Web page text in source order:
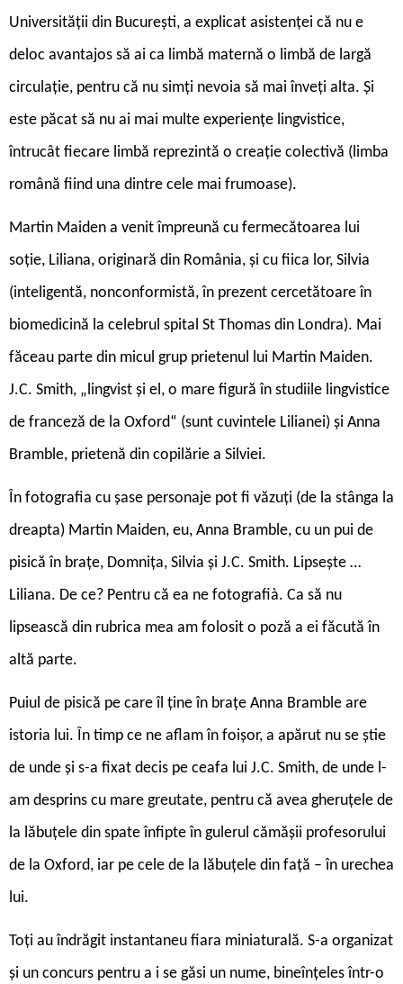
Universității din București, a explicat asistenței că nu e
deloc avantajos să ai ca limbă maternă o limbă de largă
circulație, pentru că nu simți nevoia să mai înveți alta. Și
este păcat să nu ai mai multe experiențe lingvistice,
întrucât fiecare limbă reprezintă o creație colectivă (limba
română fiind una dintre cele mai frumoase).
Martin Maiden a venit împreună cu fermecătoarea lui
soție, Liliana, originară din România, și cu fiica lor, Silvia
(inteligentă, nonconformistă, în prezent cercetătoare în
biomedicină la celebrul spital St Thomas din Londra). Mai
făceau parte din micul grup prietenul lui Martin Maiden.
J.C. Smith, „lingvist și el, o mare figură în studiile lingvistice
de franceză de la Oxford“ (sunt cuvintele Lilianei) și Anna
Bramble, prietenă din copilărie a Silviei.
În fotografia cu șase personaje pot fi văzuți (de la stânga la
dreapta) Martin Maiden, eu, Anna Bramble, cu un pui de
pisică în brațe, Domnița, Silvia și J.C. Smith. Lipsește …
Liliana. De ce? Pentru că ea ne fotografià. Ca să nu
lipsească din rubrica mea am folosit o poză a ei făcută în
altă parte.
Puiul de pisică pe care îl ține în brațe Anna Bramble are
istoria lui. În timp ce ne aflam în foișor, a apărut nu se știe
de unde și s-a fixat decis pe ceafa lui J.C. Smith, de unde l-
am desprins cu mare greutate, pentru că avea gheruțele de
la lăbuțele din spate înfipte în gulerul cămășii profesorului
de la Oxford, iar pe cele de la lăbuțele din față – în urechea
lui.
Toți au îndrăgit instantaneu fiara miniaturală. S-a organizat
și un concurs pentru a i se găsi un nume, bineînțeles într-o